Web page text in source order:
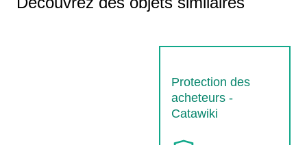
Protection des
acheteurs -
Catawiki